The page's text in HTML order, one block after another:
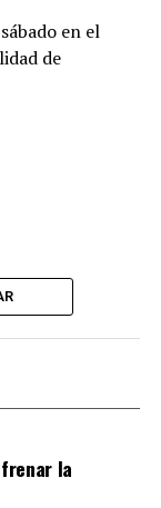
en el
de
la